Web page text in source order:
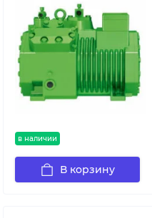
в наличии
В корзину